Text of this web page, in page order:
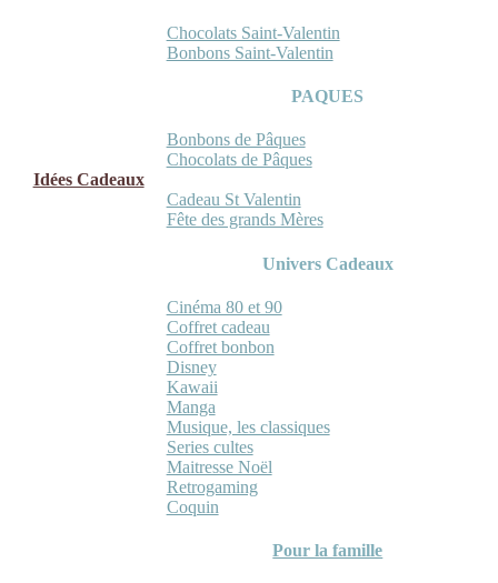
Chocolats Saint-Valentin
Bonbons Saint-Valentin
PAQUES
Bonbons de Pâques
Chocolats de Pâques
Idées Cadeaux
Cadeau St Valentin
Fête des grands Mères
Univers Cadeaux
Cinéma 80 et 90
Coffret cadeau
Coffret bonbon
Disney
Kawaii
Manga
Musique, les classiques
Series cultes
Maitresse Noël
Retrogaming
Coquin
Pour la famille